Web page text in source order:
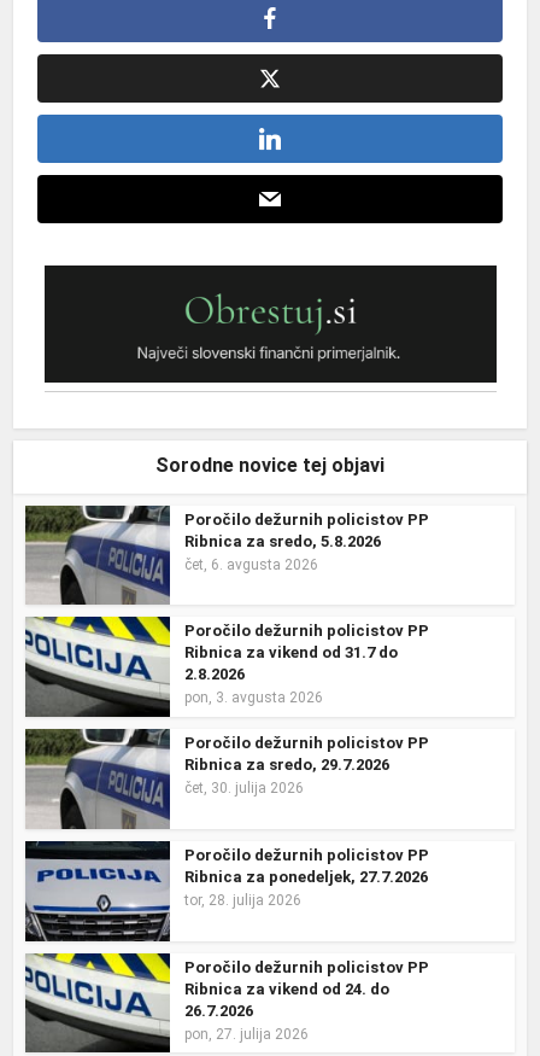
Sorodne novice tej objavi
Poročilo dežurnih policistov PP
Ribnica za sredo, 5.8.2026
čet, 6. avgusta 2026
Poročilo dežurnih policistov PP
Ribnica za vikend od 31.7 do
2.8.2026
pon, 3. avgusta 2026
Poročilo dežurnih policistov PP
Ribnica za sredo, 29.7.2026
čet, 30. julija 2026
Poročilo dežurnih policistov PP
Ribnica za ponedeljek, 27.7.2026
tor, 28. julija 2026
Poročilo dežurnih policistov PP
Ribnica za vikend od 24. do
26.7.2026
pon, 27. julija 2026